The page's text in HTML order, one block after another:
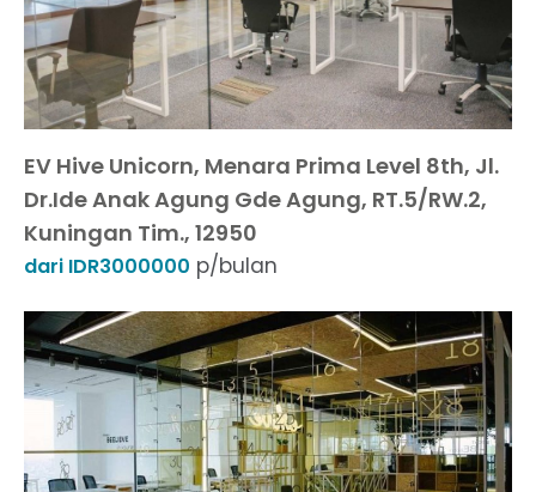
EV Hive Unicorn, Menara Prima Level 8th, Jl.
Dr.Ide Anak Agung Gde Agung, RT.5/RW.2,
Kuningan Tim., 12950
dari IDR3000000 p/bulan